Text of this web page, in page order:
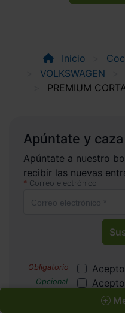
Inicio
VOLKSWAGEN
PREMIUM
Apúntate y
Apúntate a nuestro
recibir las nuevas
Correo electrónico